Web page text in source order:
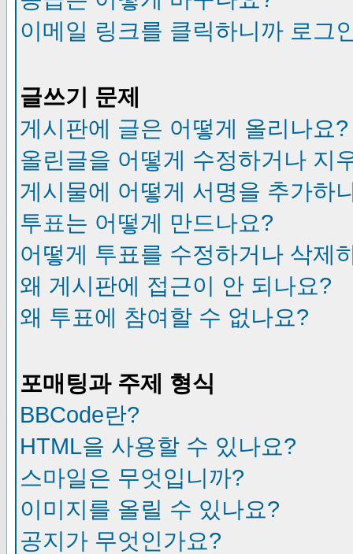
이메일 링크를 클릭하니까 로그
글쓰기 문제
게시판에 글은 어떻게 올리나요?
올린글을 어떻게 수정하거나 지
게시물에 어떻게 서명을 추가하
투표는 어떻게 만드나요?
어떻게 투표를 수정하거나 삭제
왜 게시판에 접근이 안 되나요?
왜 투표에 참여할 수 없나요?
포매팅과 주제 형식
BBCode란?
HTML을 사용할 수 있나요?
스마일은 무엇입니까?
이미지를 올릴 수 있나요?
공지가 무엇인가요?